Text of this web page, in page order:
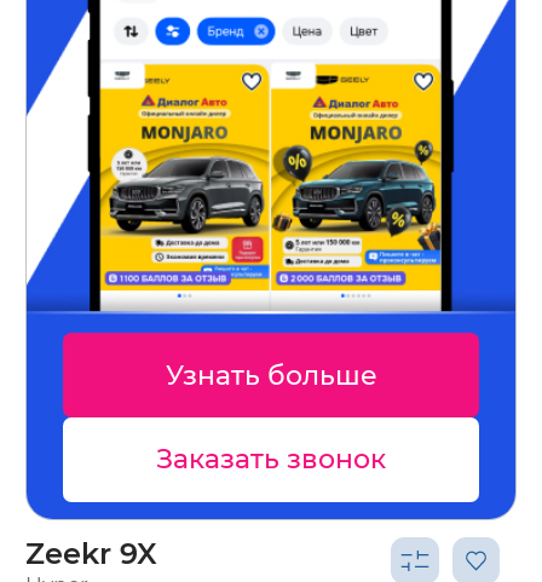
Узнать больше
Заказать звонок
Zeekr 9X